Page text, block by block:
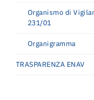
Organismo di
231/01
Organigramma
TRASPARENZA ENAV